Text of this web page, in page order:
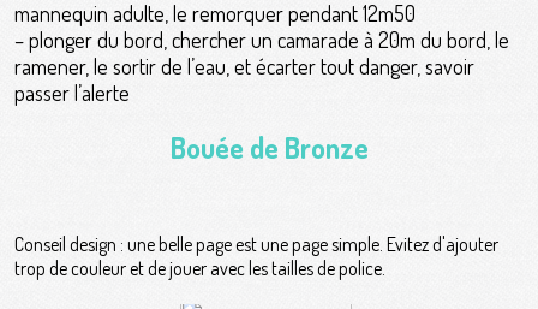
mannequin adulte, le remorquer pendant 12m50
– plonger du bord, chercher un camarade à 20m du bord, le
ramener, le sortir de l’eau, et écarter tout danger, savoir
passer l’alerte
Bouée de Bronze
Conseil design : une belle page est une page simple. Evitez d'ajouter
trop de couleur et de jouer avec les tailles de police.